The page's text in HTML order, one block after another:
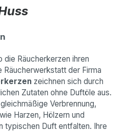
die Räucherkerzen ihren
Räucherwerkstatt der Firma
zeichnen sich durch
Zutaten ohne Duftöle aus.
Verbrennung,
Harzen, Hölzern und
typischen Duft entfalten. Ihre